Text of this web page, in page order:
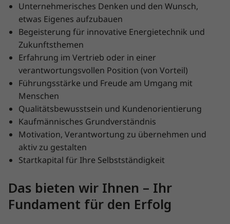
Unternehmerisches Denken und den Wunsch,
etwas Eigenes aufzubauen
Begeisterung für innovative Energietechnik und
Zukunftsthemen
Erfahrung im Vertrieb oder in einer
verantwortungsvollen Position (von Vorteil)
Führungsstärke und Freude am Umgang mit
Menschen
Qualitätsbewusstsein und Kundenorientierung
Kaufmännisches Grundverständnis
Motivation, Verantwortung zu übernehmen und
aktiv zu gestalten
Startkapital für Ihre Selbstständigkeit
Das bieten wir Ihnen – Ihr
Fundament für den Erfolg